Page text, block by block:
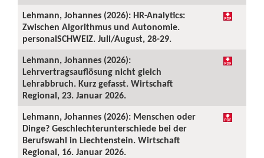
Lehmann, Johannes (2026): HR-Analytics:
Zwischen Algorithmus und Autonomie.
personalSCHWEIZ. Juli/August, 28-29.
Lehmann, Johannes (2026):
Lehrvertragsauflösung nicht gleich
Lehrabbruch. Kurz gefasst. Wirtschaft
Regional, 23. Januar 2026.
Lehmann, Johannes (2026): Menschen oder
Dinge? Geschlechterunterschiede bei der
Berufswahl in Liechtenstein. Wirtschaft
Regional, 16. Januar 2026.